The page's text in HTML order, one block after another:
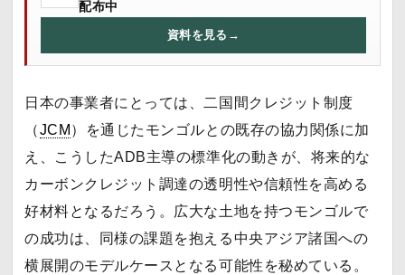
配布中
資料を見る →
日本の事業者にとっては、二国間クレジット制度
（JCM ）を通じたモンゴルとの既存の協力関係に加
え、こうしたADB主導の標準化の動きが、将来的な
カーボンクレジット調達の透明性や信頼性を高める
好材料となるだろう。広大な土地を持つモンゴルで
の成功は、同様の課題を抱える中央アジア諸国への
横展開のモデルケースとなる可能性を秘めている。